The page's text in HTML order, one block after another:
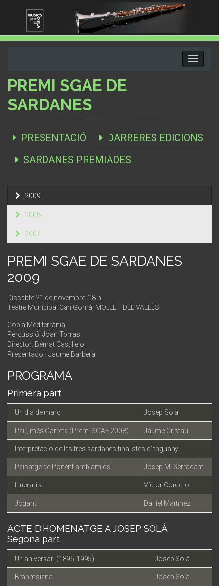
Toggle
PREMI SGAE DE
SARDANES
PRESENTACIÓ
DARRERES EDICIONS
SARDANES PREMIADES
2009
2008
2007
PREMI SGAE DE SARDANES
2009
Dissabte 21 de novembre, 18 h.
Teatre Municipal Can Gomà, MOLLET DEL VALLÈS
Cobla Mediterrània
Percussió: Joan Torras
Director: Bernat Castillejo
Presentador: Jaume Barberà
PROGRAMA
Primera part
Un dia de març Josep Solà
Pau, més Garreta (Premi SGAE 2008) Jaume Cristau
Interpretació de les tres sardanes finalistes d’enguany
Paisatge de Ponent amb amics Josep M. Serracant
Itineraris Víctor Cordero
Jogant Daniel Martínez
ACTE D’HOMENATGE A JOSEP SOLÀ
Segona part
Un aniversari (1895-1995) Josep Solà
Brahmsiana Josep Solà